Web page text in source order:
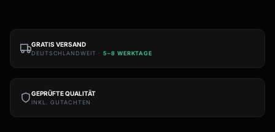
GRATIS VERSAND
DEUTSCHLANDWEIT ·5–8 WERKTAGE
GEPRÜFTE QUALITÄT
INKL. GUTACHTEN